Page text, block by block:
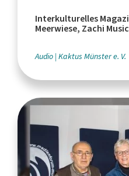
Interkulturelles
Meerwiese, Zachi
Audio Kaktus Münster e. V.